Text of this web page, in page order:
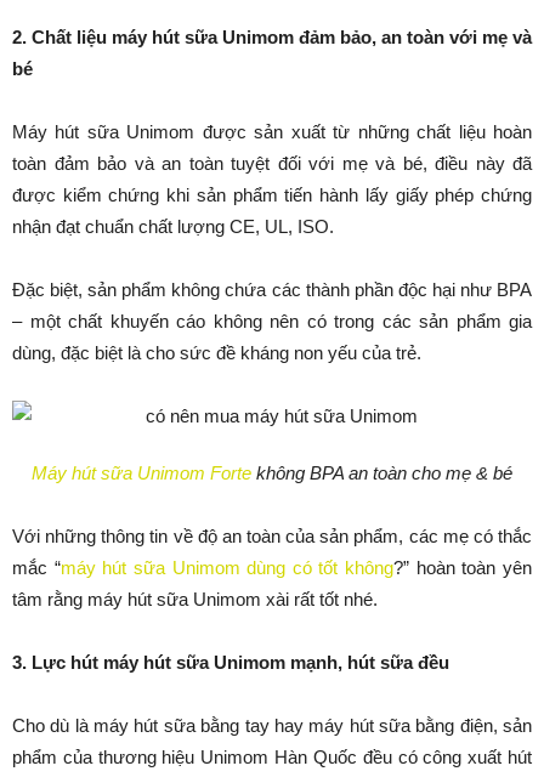
2. Chất liệu máy hút sữa Unimom đảm bảo, an toàn với mẹ và
bé
Máy hút sữa Unimom được sản xuất từ những chất liệu hoàn
toàn đảm bảo và an toàn tuyệt đối với mẹ và bé, điều này đã
được kiểm chứng khi sản phẩm tiến hành lấy giấy phép chứng
nhận đạt chuẩn chất lượng CE, UL, ISO.
Đặc biệt, sản phẩm không chứa các thành phần độc hại như BPA
– một chất khuyến cáo không nên có trong các sản phẩm gia
dùng, đặc biệt là cho sức đề kháng non yếu của trẻ.
Máy hút sữa Unimom Forte không BPA an toàn cho mẹ & bé
Với những thông tin về độ an toàn của sản phẩm, các mẹ có thắc
mắc “máy hút sữa Unimom dùng có tốt không?” hoàn toàn yên
tâm rằng máy hút sữa Unimom xài rất tốt nhé.
3. Lực hút máy hút sữa Unimom mạnh, hút sữa đều
Cho dù là máy hút sữa bằng tay hay máy hút sữa bằng điện, sản
phẩm của thương hiệu Unimom Hàn Quốc đều có công xuất hút